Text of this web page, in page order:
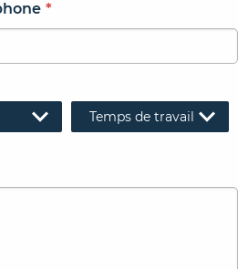
*
Temps de travail